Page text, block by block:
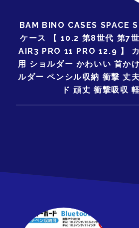
BAM BINO CASES SPACE
ケース 【 10.2 第8世代 第7
AIR3 PRO 11 PRO 12.9 】
用 ショルダー かわいい 首か
ルダー ペンシル収納 衝撃 丈
ド 頑丈 衝撃吸収